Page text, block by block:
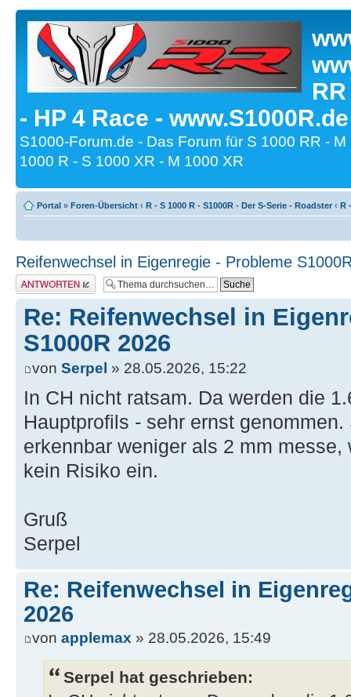
- HP 4 Race -
S1000-Forum.de - Das Forum für S 1000 RR -
1000 R - S 1000 XR - M 1000 XR
Portal » Foren-Übersicht ‹ R - S 1000 R - S1000R - Der S-Serie - Roadster ‹ R
Reifenwechsel in Eigenregie - Probleme
Antwort erstellen
Re: Reifenwechsel in
S1000R 2026
von Serpel » 28.05.2026, 15:22
In CH nicht ratsam. Da werden die
Hauptprofils - sehr ernst
erkennbar weniger als 2 mm
kein Risiko ein.
Gruß
Serpel
Re: Reifenwechsel in
2026
von applemax » 28.05.2026, 15:49
Serpel hat geschrieben: